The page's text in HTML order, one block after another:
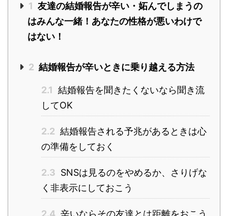
1 友達の結婚報告が辛い・妬んでしまうの
はみんな一緒！あなたの性格が悪いわけで
はない！
2 結婚報告が辛いときに乗り越える方法
2.1 結婚報告を聞きたくないなら聞き流
してOK
2.2 結婚報告される予兆があるときは心
の準備をしておく
2.3 SNSは見るのをやめるか、さりげな
く非表示にしておこう